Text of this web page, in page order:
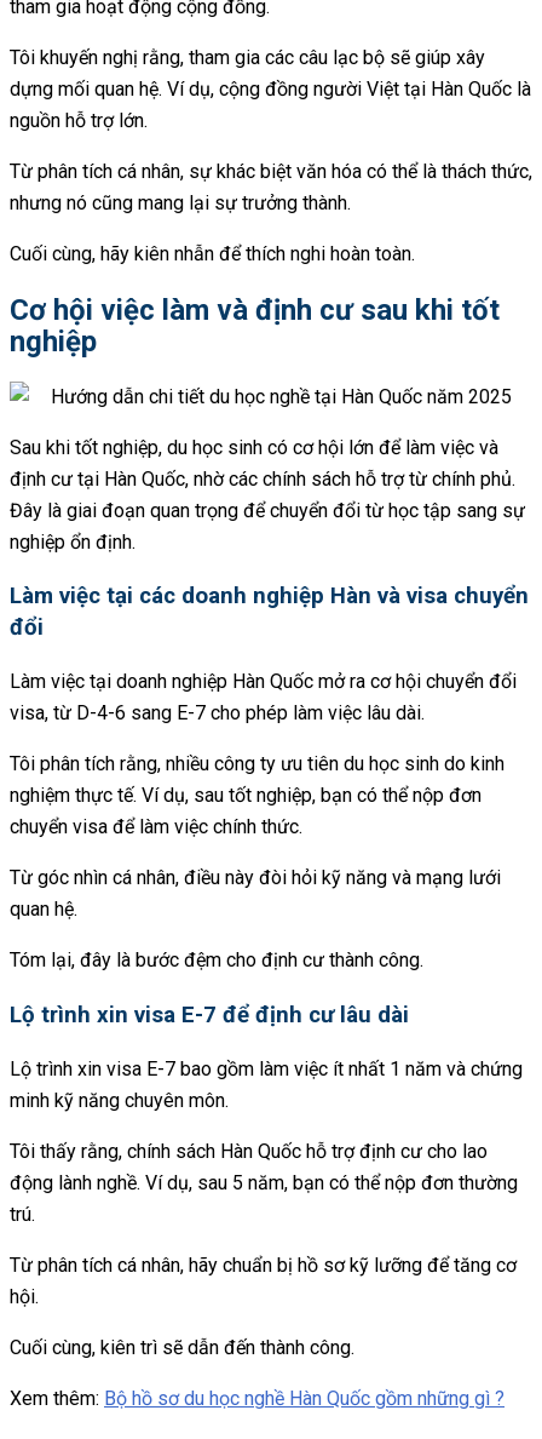
tham gia hoạt động cộng đồng.
Tôi khuyến nghị rằng, tham gia các câu lạc bộ sẽ giúp xây
dựng mối quan hệ. Ví dụ, cộng đồng người Việt tại Hàn Quốc là
nguồn hỗ trợ lớn.
Từ phân tích cá nhân, sự khác biệt văn hóa có thể là thách thức,
nhưng nó cũng mang lại sự trưởng thành.
Cuối cùng, hãy kiên nhẫn để thích nghi hoàn toàn.
Cơ hội việc làm và định cư sau khi tốt
nghiệp
Sau khi tốt nghiệp, du học sinh có cơ hội lớn để làm việc và
định cư tại Hàn Quốc, nhờ các chính sách hỗ trợ từ chính phủ.
Đây là giai đoạn quan trọng để chuyển đổi từ học tập sang sự
nghiệp ổn định.
Làm việc tại các doanh nghiệp Hàn và visa chuyển
đổi
Làm việc tại doanh nghiệp Hàn Quốc mở ra cơ hội chuyển đổi
visa, từ D-4-6 sang E-7 cho phép làm việc lâu dài.
Tôi phân tích rằng, nhiều công ty ưu tiên du học sinh do kinh
nghiệm thực tế. Ví dụ, sau tốt nghiệp, bạn có thể nộp đơn
chuyển visa để làm việc chính thức.
Từ góc nhìn cá nhân, điều này đòi hỏi kỹ năng và mạng lưới
quan hệ.
Tóm lại, đây là bước đệm cho định cư thành công.
Lộ trình xin visa E-7 để định cư lâu dài
Lộ trình xin visa E-7 bao gồm làm việc ít nhất 1 năm và chứng
minh kỹ năng chuyên môn.
Tôi thấy rằng, chính sách Hàn Quốc hỗ trợ định cư cho lao
động lành nghề. Ví dụ, sau 5 năm, bạn có thể nộp đơn thường
trú.
Từ phân tích cá nhân, hãy chuẩn bị hồ sơ kỹ lưỡng để tăng cơ
hội.
Cuối cùng, kiên trì sẽ dẫn đến thành công.
Xem thêm: Bộ hồ sơ du học nghề Hàn Quốc gồm những gì ?